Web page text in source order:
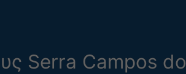
Serra Campos do